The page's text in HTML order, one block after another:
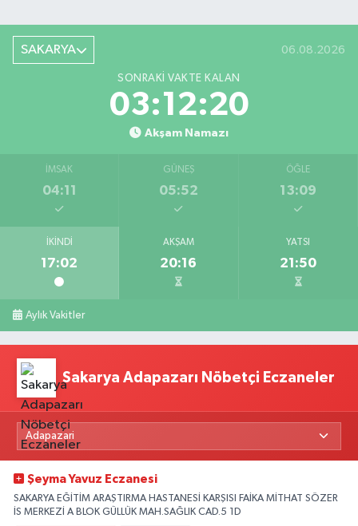
SAKARYA 06.08.2026
SONRAKI VAKTE KALAN
03:12:19
Akşam Namazı
İMSAK
04:11
GÜNEŞ
05:52
ÖĞLE
13:09
İKINDI
17:02
AKŞAM
20:16
YATSI
21:50
Aylık Vakitler
Sakarya Adapazarı Nöbetçi Eczaneler
Şeyma Yavuz Eczanesi
SAKARYA EĞİTİM ARAŞTIRMA HASTANESİ KARŞISI FAİKA MİTHAT SÖZER
İS MERKEZİ A BLOK GÜLLÜK MAH.SAĞLIK CAD.5 1D